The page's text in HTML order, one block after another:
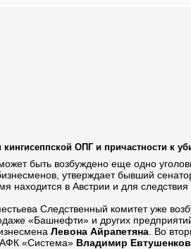
ОПГ и причастности к
быть возбуждено еще одно
утверждает бывший
находится в Австрии и для следствия
Следственный комитет уже
«Башнефти» и других
Левона Айрапетяна . Во
АФК «Система» Владимир Евтушенков